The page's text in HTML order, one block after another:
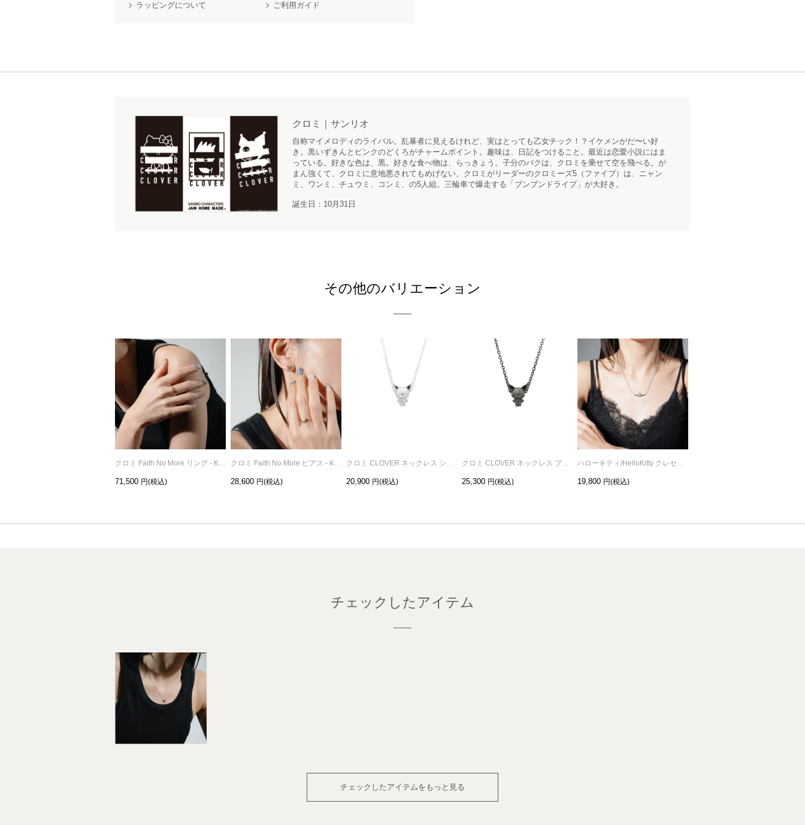
ラッピングについて ご利用ガイド
クロミ｜サンリオ
自称マイメロディのライバル。乱暴者に見えるけれど、実はとっても乙女チック！？イケメンがだ〜い好
き。黒いずきんとピンクのどくろがチャームポイント。趣味は、日記をつけること。最近は恋愛小説にはま
っている。好きな色は、黒。好きな食べ物は、らっきょう。子分のバクは、クロミを乗せて空を飛べる。が
まん強くて、クロミに意地悪されてもめげない。クロミがリーダーのクロミーズ5（ファイブ）は、ニャン
ミ、ワンミ、チュウミ、コンミ、の5人組。三輪車で爆走する「ブンブンドライブ」が大好き。
誕生日：10月31日
その他のバリエーション
71,500 28,600 20,900 25,300 19,800
チェックしたアイテム
チェックしたアイテムをもっと見る